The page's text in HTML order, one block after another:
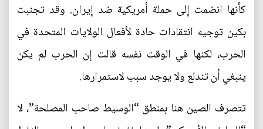
كأنها انضمت إلى حملة أمريكية ضد إيران. وقد تجنبت
بكين توجيه انتقادات حادة لأفعال الولايات المتحدة في
الحرب، لكنها في الوقت نفسه قالت إن الحرب لم يكن
ينبغي أن تندلع ولا يوجد سبب لاستمرارها.
تتصرف الصين هنا بمنطق “الوسيط صاحب المصلحة”، لا